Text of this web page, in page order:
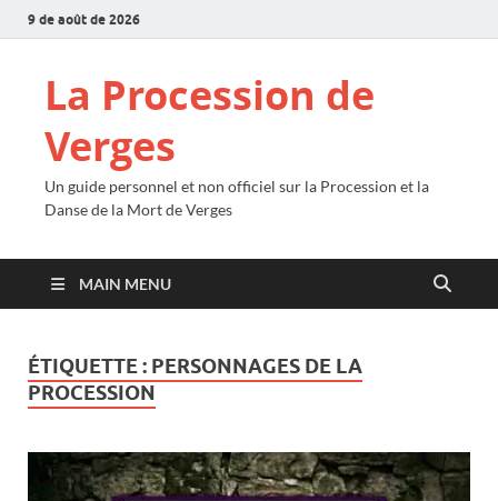
9 de août de 2026
La Procession de
Verges
Un guide personnel et non officiel sur la Procession et la
Danse de la Mort de Verges
MAIN MENU
ÉTIQUETTE : PERSONNAGES DE LA
PROCESSION